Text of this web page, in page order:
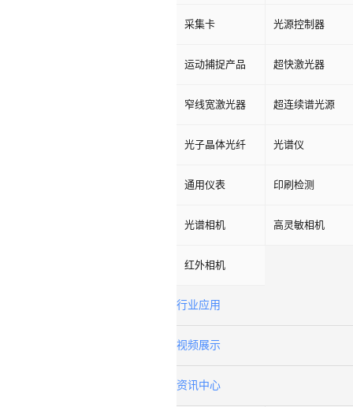
采集卡 光源控制器
运动捕捉产品 超快激光器
窄线宽激光器 超连续谱光源
光子晶体光纤 光谱仪
通用仪表 印刷检测
光谱相机 高灵敏相机
红外相机
行业应用
视频展示
资讯中心